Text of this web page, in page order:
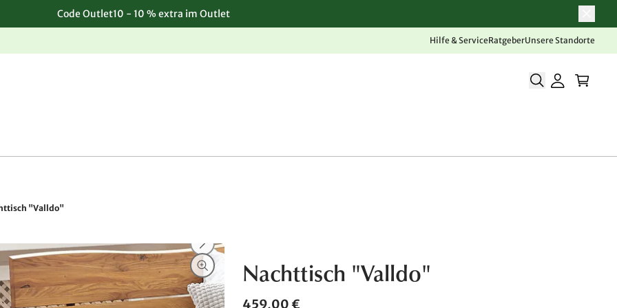
Code Outlet10 - 10 % extra im Outlet
Hilfe & ServiceRatgeberUnsere Standorte
"Valldo"
Nachttisch "Valldo"
459,00 €